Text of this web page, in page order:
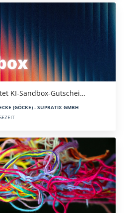
KI-Sandbox-Gutschei…
(GÖCKE) - SUPRATIX GMBH